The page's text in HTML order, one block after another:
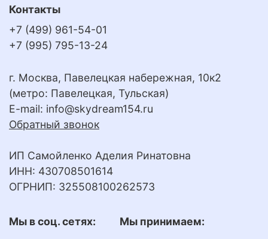
Контакты
+7 (499) 961-54-01
+7 (995) 795-13-24
г. Москва, Павелецкая набережная, 10к2
(метро: Павелецкая, Тульская)
E-mail: info@skydream154.ru
Обратный звонок
ИП Самойленко Аделия Ринатовна
ИНН: 430708501614
ОГРНИП: 325508100262573
Мы в соц. сетях: Мы принимаем: